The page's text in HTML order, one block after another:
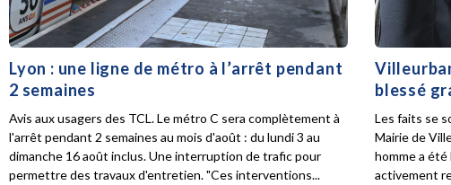
Lyon : une ligne de métro à l’arrêt pendant
2 semaines
Avis aux usagers des TCL. Le métro C sera complètement à
l'arrêt pendant 2 semaines au mois d'août : du lundi 3 au
dimanche 16 août inclus. Une interruption de trafic pour
permettre des travaux d'entretien. "Ces interventions...
blessé
Les faits se
Mairie de
homme a été
activement